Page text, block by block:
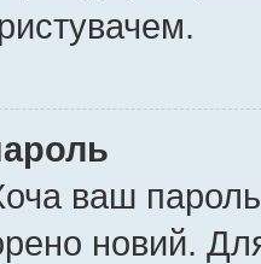
ваш
новий.